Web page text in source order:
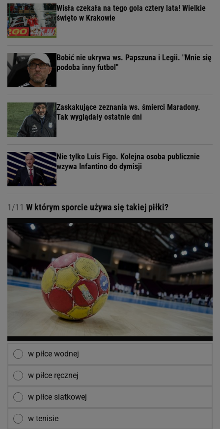
Wisła czekała na tego gola cztery lata! Wielkie
święto w Krakowie
Bobić nie ukrywa ws. Papszuna i Legii. "Mnie się
podoba inny futbol"
Zaskakujące zeznania ws. śmierci Maradony.
Tak wyglądały ostatnie dni
Nie tylko Luis Figo. Kolejna osoba publicznie
wzywa Infantino do dymisji
1/11 W którym sporcie używa się takiej piłki?
w piłce wodnej
w piłce ręcznej
w piłce siatkowej
w tenisie